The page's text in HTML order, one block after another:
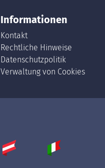
Informationen
Kontakt
Rechtliche Hinweise
Datenschutzpolitik
Verwaltung von Cookies